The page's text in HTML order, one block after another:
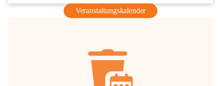
Veranstaltungskalender